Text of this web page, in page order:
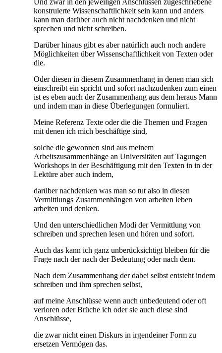
konstruierte Wissenschaftlichkeit sein kann und anders
kann man darüber auch nicht nachdenken und nicht
sprechen und nicht schreiben.
Darüber hinaus gibt es aber natürlich auch noch andere
Möglichkeiten über Wissenschaftlichkeit von Texten oder
die.
Oder diesen in diesem Zusammenhang in denen man sich
einschreibt ein spricht und sofort nachzudenken zum einen
ist es eben auch der Zusammenhang aus dem heraus Mann
und indem man in diese Überlegungen formuliert.
Meine Referenz Texte oder die die Themen und Fragen
mit denen ich mich beschäftige sind,
solche die gewonnen sind aus meinem
Arbeitszusammenhänge an Universitäten auf Tagungen
Workshops in der Beschäftigung mit den Texten in in der
Lektüre aber auch indem,
darüber nachdenken was man so tut also in diesen
Vermittlungs Zusammenhängen von arbeiten leben
arbeiten und denken.
Und den unterschiedlichen Modi der Vermittlung von
schreiben und sprechen lesen und hören und sofort.
Auch das kann ich ganz unberücksichtigt bleiben für die
Frage nach der nach der Bedeutung oder nach dem.
Nach dem Zusammenhang der dabei selbst entsteht indem
schreiben und ihm sprechen selbst,
auf meine Anschlüsse wenn auch unbedeutend oder oft
verloren oder Brüche ich oder sie auch diese sind
Anschlüsse,
die zwar nicht einen Diskurs in irgendeiner Form zu
ersetzen Vermögen das.